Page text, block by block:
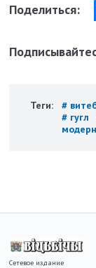
Поделиться:
Теги: #
# гугл
Сетевое издание